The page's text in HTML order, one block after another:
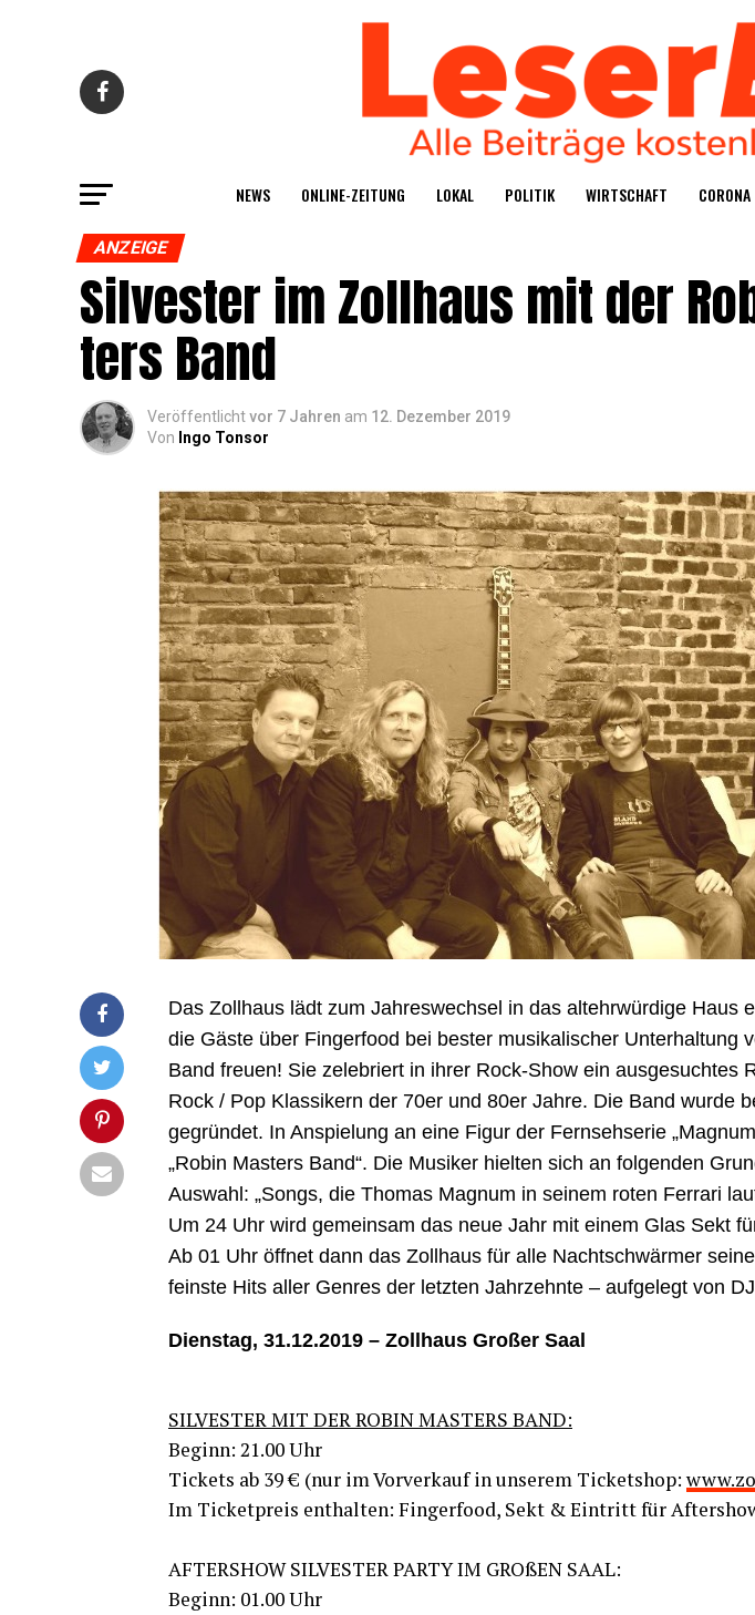
NEWS ONLINE-ZEI­TUNG LOKAL POLI­TIK WIRT­SCHAFT CORO­NA
ANZEIGE
Sil­ves­ter im Zoll­haus mit der
ters Band
Veröffentlichtvor 7 Jahren am 12. Dezember 2019
Von Ingo Tonsor
Das Zoll­haus lädt zum Jah­res­wech­sel in das alt­ehr­wür­di­ge Haus
die Gäs­te über Fin­ger­food bei bes­ter musi­ka­li­scher Unter­hal­tung
Band freu­en! Sie zele­briert in ihrer Rock-Show ein aus­ge­such­tes
Rock / Pop Klas­si­kern der 70er und 80er Jah­re. Die Band wur­de
gegrün­det. In Anspie­lung an eine Figur der Fern­seh­se­rie
„Robin Mas­ters Band“. Die Musi­ker hiel­ten sich an fol­gen­den
Aus­wahl: „Songs, die Tho­mas Magnum in sei­nem roten Fer­ra­ri
Um 24 Uhr wird gemein­sam das neue Jahr mit einem Glas Sekt
Ab 01 Uhr öff­net dann das Zoll­haus für alle Nacht­schwär­mer
feins­te Hits aller Gen­res der letz­ten Jahr­zehn­te – auf­ge­legt von
Diens­tag, 31.12.2019 – Zoll­haus Gro­ßer Saal
SILVESTER MIT DER ROBIN MASTERS BAND:
Beginn: 21.00 Uhr
Tickets ab 39 € (nur im Vor­ver­kauf in unse­rem Ticket­shop:
Im Ticket­preis ent­hal­ten: Fin­ger­food, Sekt & Ein­tritt für
AFTERSHOW SILVESTER PARTY IM GRO­ßEN SAAL:
Beginn: 01.00 Uhr